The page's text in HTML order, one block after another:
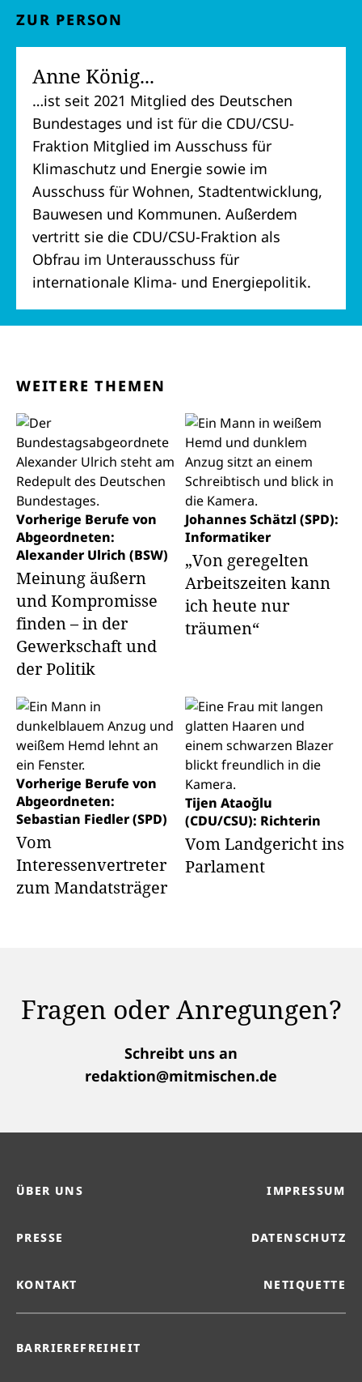
ZUR PERSON
Anne König...
…ist seit 2021 Mitglied des Deutschen
Bundestages und ist für die CDU/CSU-
Fraktion Mitglied im Ausschuss für
Klimaschutz und Energie sowie im
Ausschuss für Wohnen, Stadtentwicklung,
Bauwesen und Kommunen. Außerdem
vertritt sie die CDU/CSU-Fraktion als
Obfrau im Unterausschuss für
internationale Klima- und Energiepolitik.
WEITERE THEMEN
Vorherige Berufe von
Abgeordneten:
Alexander Ulrich (BSW)
Meinung äußern
und Kompromisse
finden – in der
Gewerkschaft und
der Politik
Johannes Schätzl (SPD):
Informatiker
„Von geregelten
Arbeitszeiten kann
ich heute nur
träumen“
Vorherige Berufe von
Abgeordneten:
Sebastian Fiedler (SPD)
Vom
Interessenvertreter
zum Mandatsträger
Tijen Ataoğlu
(CDU/CSU): Richterin
Vom Landgericht ins
Parlament
Fragen oder Anregungen?
Schreibt uns an
redaktion@mitmischen.de
ÜBER UNS IMPRESSUM
PRESSE DATENSCHUTZ
KONTAKT NETIQUETTE
BARRIEREFREIHEIT